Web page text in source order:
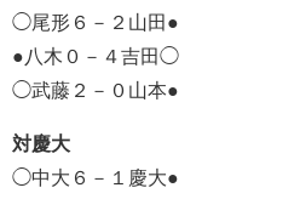
◯尾形６－２山田●
●八木０－４吉田◯
◯武藤２－０山本●
対慶大
◯中大６－１慶大●